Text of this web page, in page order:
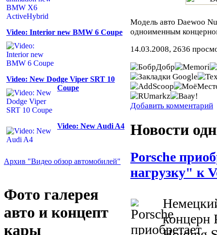
Video: Interior new BMW 6 Coupe
Video: New Dodge Viper SRT 10
Coupe
Video: New Audi A4
Архив "Видео обзор автомобилей"
Фото галерея
авто и концепт
кары
Модель авто Daewoo
одноименным
14.03.2008, 2636
Добавить комментарий
Новости
Porsche
нагрузку" к
концерн